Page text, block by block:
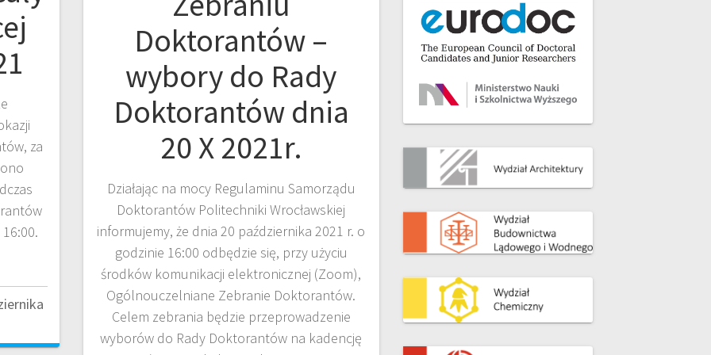
za
Doktorantów –
wybory do Rady
Doktorantów dnia
20 X 2021r.
Działając na mocy Regulaminu Samorządu
Doktorantów Politechniki Wrocławskiej
informujemy, że dnia 20 października 2021 r. o
godzinie 16:00 odbędzie się, przy użyciu
środków komunikacji elektronicznej (Zoom),
Ogólnouczelniane Zebranie Doktorantów.
Celem zebrania będzie przeprowadzenie
wyborów do Rady Doktorantów na kadencję